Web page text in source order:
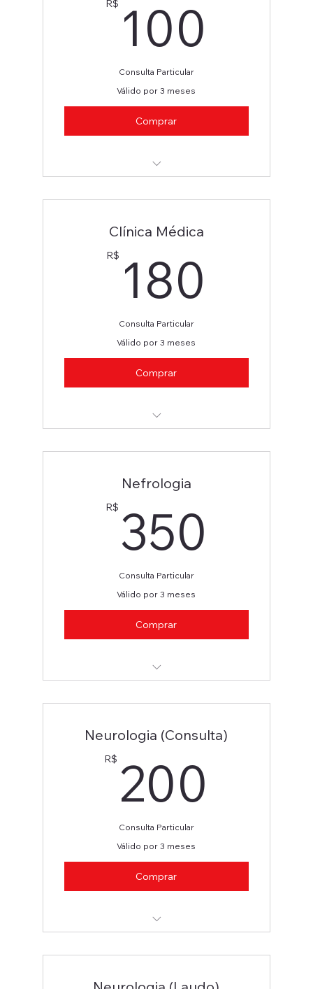
R$ 100
Consulta Particular
Válido por 3 meses
Comprar
Clínica Médica
R$ 180
Consulta Particular
Válido por 3 meses
Comprar
Nefrologia
R$ 350
Consulta Particular
Válido por 3 meses
Comprar
Neurologia (Consulta)
R$ 200
Consulta Particular
Válido por 3 meses
Comprar